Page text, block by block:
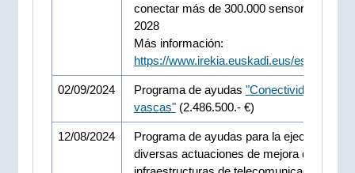
conectar más de 300.000 sensores a la
2028
Más información:
https://www.irekia.euskadi.eus/es/news/
02/09/2024 Programa de ayudas "Conectividad
vascas"(2.486.500.- €)
12/08/2024
Programa de ayudas para la ejecución de
diversas actuaciones de mejora de las